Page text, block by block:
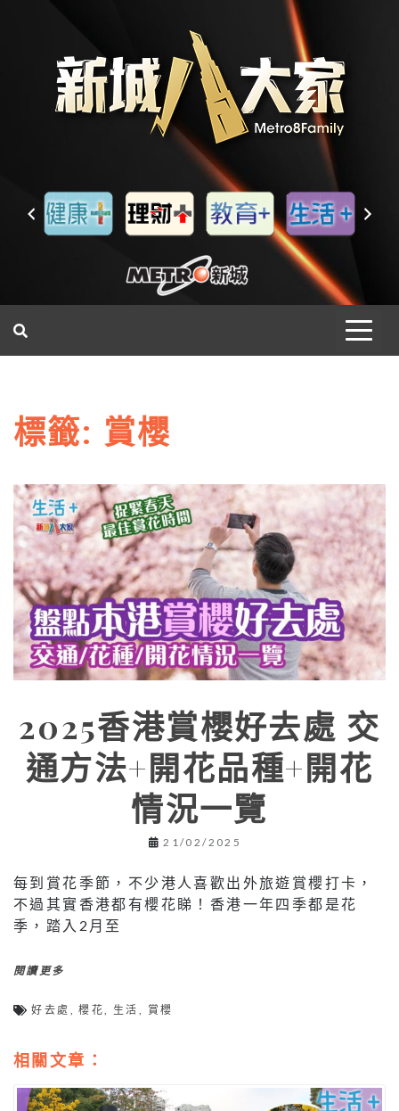
標籤: 賞櫻
2025香港賞櫻好去處 交
通方法+開花品種+開花
情況一覽
21/02/2025
每到賞花季節，不少港人喜歡出外旅遊賞櫻打卡，
不過其實香港都有櫻花睇！香港一年四季都是花
季，踏入2月至
閱讀更多
好去處 ,櫻花 生活 賞櫻
相關文章：